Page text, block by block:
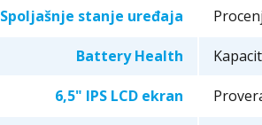
Spoljašnje stanje uređaja
Battery Health
6,5" IPS LCD ekran